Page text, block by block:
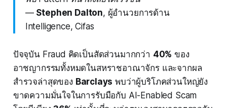
— Stephen Dalton, ผู้อำนวยการด้าน
Intelligence, Cifas
ปัจจุบัน Fraud คิดเป็นสัดส่วนมากกว่า 40% ของ
อาชญากรรมทั้งหมดในสหราชอาณาจักร และจากผล
สำรวจล่าสุดของ Barclays พบว่าผู้บริโภคส่วนใหญ่ยัง
ขาดความมั่นใจในการรับมือกับ AI-Enabled Scam